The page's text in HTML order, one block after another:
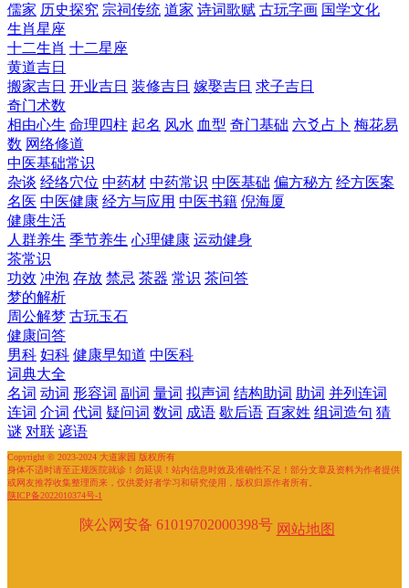
儒家 历史探究 宗祠传统 道家 诗词歌赋 古玩字画 国学文化
生肖星座
十二生肖 十二星座
黄道吉日
搬家吉日 开业吉日 装修吉日 嫁娶吉日 求子吉日
奇门术数
相由心生 命理四柱 起名 风水 血型 奇门基础 六爻占卜 梅花易
数 网络修道
中医基础常识
杂谈 经络穴位 中药材 中药常识 中医基础 偏方秘方 经方医案
名医 中医健康 经方与应用 中医书籍 倪海厦
健康生活
人群养生 季节养生 心理健康 运动健身
茶常识
功效 冲泡 存放 禁忌 茶器 常识 茶问答
梦的解析
周公解梦 古玩玉石
健康问答
男科 妇科 健康早知道 中医科
词典大全
名词 动词 形容词 副词 量词 拟声词 结构助词 助词 并列连词
连词 介词 代词 疑问词 数词 成语 歇后语 百家姓 组词造句 猜
谜 对联 谚语
Copyright © 2023-2024 大道家园 版权所有
身体不适时请至正规医院就诊！勿延误！站内信息时效及准确性不足！部分文章及资料为作者提供
或网友推荐收集整理而来，仅供爱好者学习和研究使用，版权归原作者所有。
陕ICP备2022010374号-1
陕公网安备 61019702000398号 网站地图